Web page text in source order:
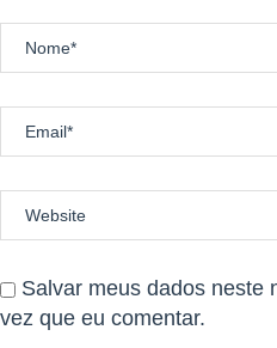
Salvar meus dados neste
vez que eu comentar.